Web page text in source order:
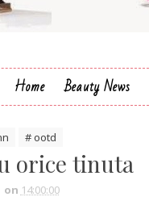
Home Beauty News
# ootd
orice tinuta
on 14:00:00